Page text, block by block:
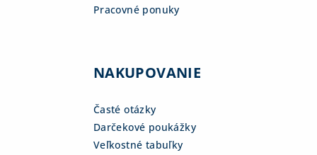
Pracovné ponuky
NAKUPOVANIE
Časté otázky
Darčekové poukážky
Veľkostné tabuľky